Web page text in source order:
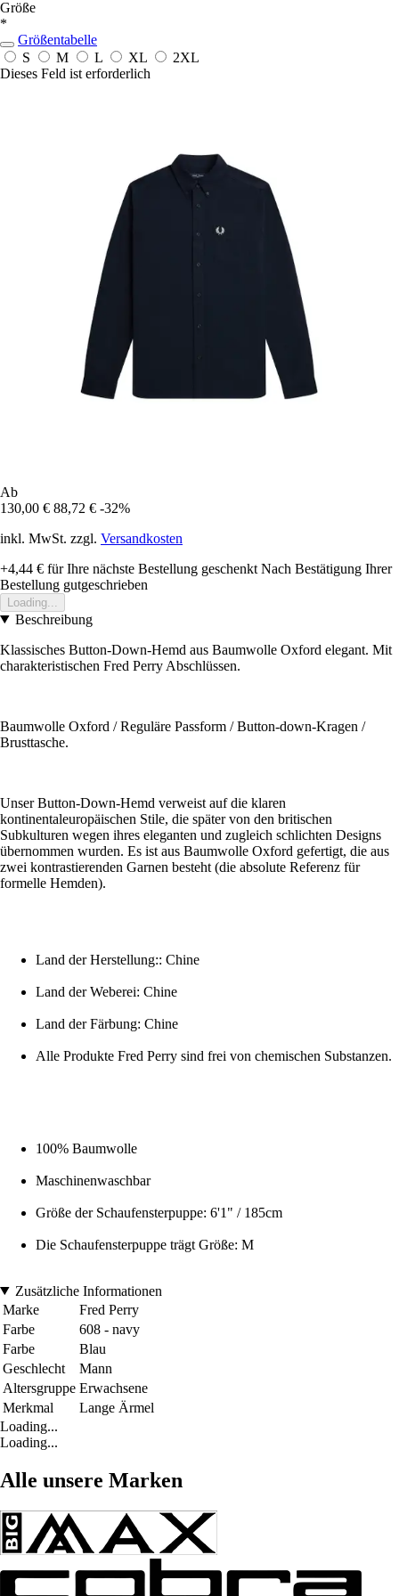
Größe
*
Größentabelle
S
M L XL
2XL
Dieses Feld ist erforderlich
Ab
130,00 € 88,72 € -32%
inkl. MwSt. zzgl. Versandkosten
+4,44 € für Ihre nächste Bestellung geschenkt Nach Bestätigung Ihrer
Bestellung gutgeschrieben
Loading...
Beschreibung
Klassisches Button-Down-Hemd aus Baumwolle Oxford elegant. Mit
charakteristischen Fred Perry Abschlüssen.
Baumwolle Oxford / Reguläre Passform / Button-down-Kragen /
Brusttasche.
Unser Button-Down-Hemd verweist auf die klaren
kontinentaleuropäischen Stile, die später von den britischen
Subkulturen wegen ihres eleganten und zugleich schlichten Designs
übernommen wurden. Es ist aus Baumwolle Oxford gefertigt, die aus
zwei kontrastierenden Garnen besteht (die absolute Referenz für
formelle Hemden).
Land der Herstellung:: Chine
Land der Weberei: Chine
Land der Färbung: Chine
Alle Produkte Fred Perry sind frei von chemischen Substanzen.
100% Baumwolle
Maschinenwaschbar
Größe der Schaufensterpuppe: 6'1" / 185cm
Die Schaufensterpuppe trägt Größe: M
Zusätzliche Informationen
Marke
Fred Perry
Farbe
608 - navy
Farbe
Blau
Geschlecht
Mann
Altersgruppe Erwachsene
Merkmal
Lange Ärmel
Loading...
Loading...
Alle unsere Marken